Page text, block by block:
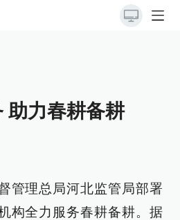
助力春耕备耕
管理总局河北监管局部署
构全力服务春耕备耕。据